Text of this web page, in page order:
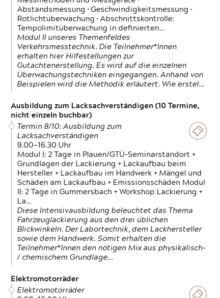
Abstandsmessung • Geschwindigkeitsmessung •
Rotlichtüberwachung • Abschnittskontrolle:
Tempolimitüberwachung in definierten…
Modul II unseres Themenfeldes
Verkehrsmesstechnik. Die Teilnehmer*Innen
erhalten hier Hilfestellungen zur
Gutachtenerstellung. Es wird auf die einzelnen
Überwachungstechniken eingegangen. Anhand von
Beispielen wird die Methodik erläutert. Wie erstel…
Ausbildung zum Lacksachverständigen (10 Termine,
nicht einzeln buchbar)
Termin 8/10: Ausbildung zum
Lacksachverständigen
9.00—16.30 Uhr
Modul I: 2 Tage in Plauen/GTÜ-Seminarstandort +
Grundlagen der Lackierung + Lackaufbau beim
Hersteller + Lackaufbau im Handwerk + Mängel und
Schäden am Lackaufbau + Emissionsschäden Modul
II: 2 Tage in Gummersbach + Workshop Lackierung +
La…
Diese Intensivausbildung beleuchtet das Thema
Fahrzeuglackierung aus den drei üblichen
Blickwinkeln. Der Labortechnik, dem Lackhersteller
sowie dem Handwerk. Somit erhalten die
Teilnehmer*Innen den nötigen Mix aus physikalisch-
/ chemischem Grundlage…
Elektromotorräder
Elektromotorräder